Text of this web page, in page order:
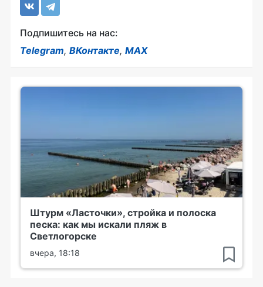
Подпишитесь на нас:
Telegram, ВКонтакте, MAX
Штурм «Ласточки», стройка и полоска
песка: как мы искали пляж в
Светлогорске
вчера, 18:18